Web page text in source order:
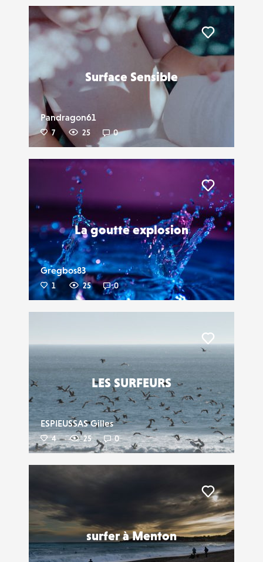
Surface Sensible
Pandragon61
7 25 0
Liker
La goutte explosion
Gregbos83
1 25 0
Liker
LES SURFEURS
ESPIEUSSAS Gilles
4 25 0
Liker
surfer à Menton
Liker